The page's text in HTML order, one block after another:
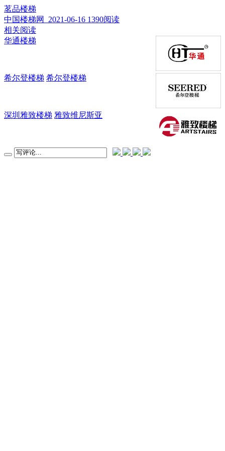
茗品楼梯
中国楼梯网 2021-06-16 1390阅读
相关阅读
华通楼梯
希尔登楼梯 希尔登楼梯
深圳雅致楼梯 雅致维尼斯亚